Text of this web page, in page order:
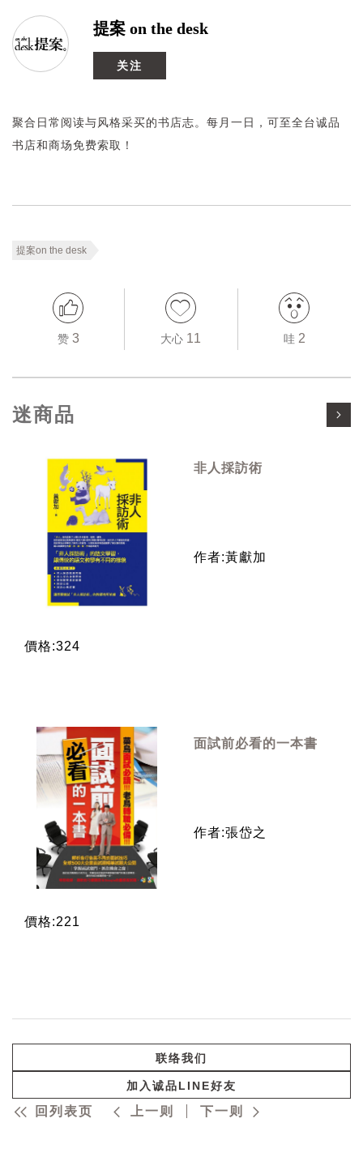
提案 on the desk
关注
聚合日常阅读与风格采买的书店志。每月一日，可至全台诚品
书店和商场免费索取！
提案on the desk
赞 3 大心 11 哇 2
迷商品
非人採訪術
作者:黃獻加
價格:324
面試前必看的一本書
作者:張岱之
價格:221
联络我们
加入诚品LINE好友
回列表页 上一则 下一则